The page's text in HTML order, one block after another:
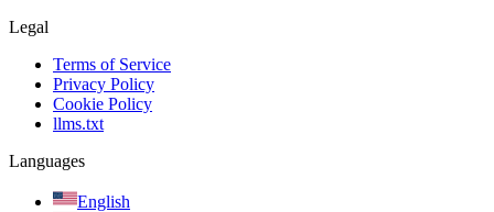
Legal
Terms of Service
Privacy Policy
Cookie Policy
llms.txt
Languages
English